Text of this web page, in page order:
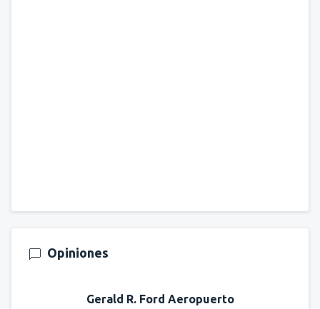
Opiniones
Gerald R. Ford Aeropuerto